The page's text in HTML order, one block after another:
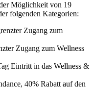
Möglichkeit von 19
folgenden Kategorien:
Zugang zum
Zugang zum Wellness
Eintritt in das Wellness &
40% Rabatt auf den